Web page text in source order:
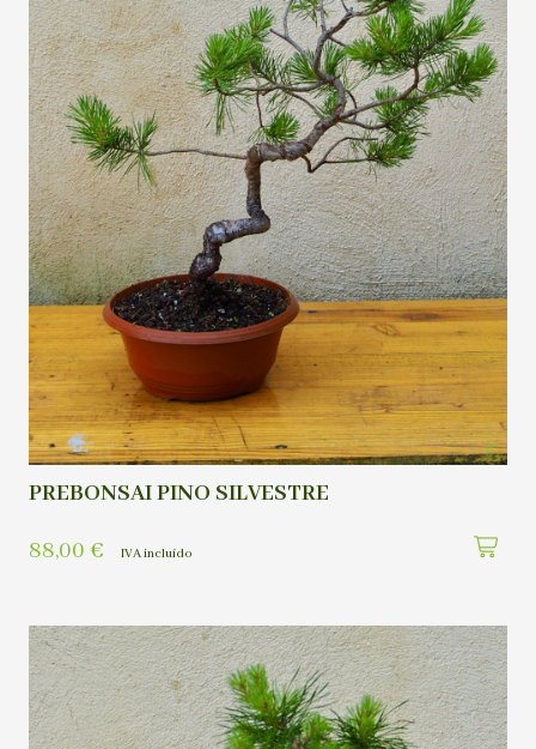
PREBONSAI PINO SILVESTRE
88,00 € IVA incluído